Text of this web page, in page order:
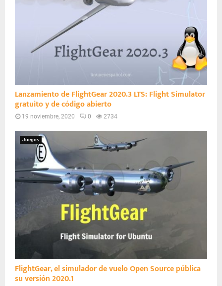
Lanzamiento de FlightGear 2020.3 LTS: Flight Simulator
gratuito y de código abierto
19 noviembre, 2020 0 2734
Juegos
FlightGear, el simulador de vuelo Open Source pública
su versión 2020.1